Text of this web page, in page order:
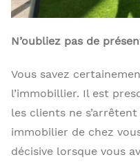
N’oubliez pas de
Vous savez
l’immobillier. Il est
les clients ne
immobilier de chez
décisive lorsque vous